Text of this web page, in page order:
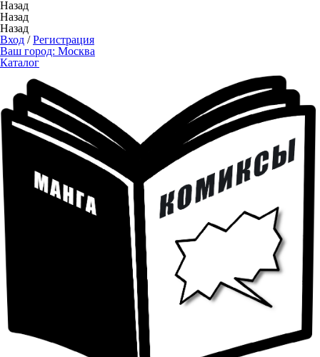
Назад
Назад
Назад
Вход /Регистрация
Ваш город: Москва
Каталог